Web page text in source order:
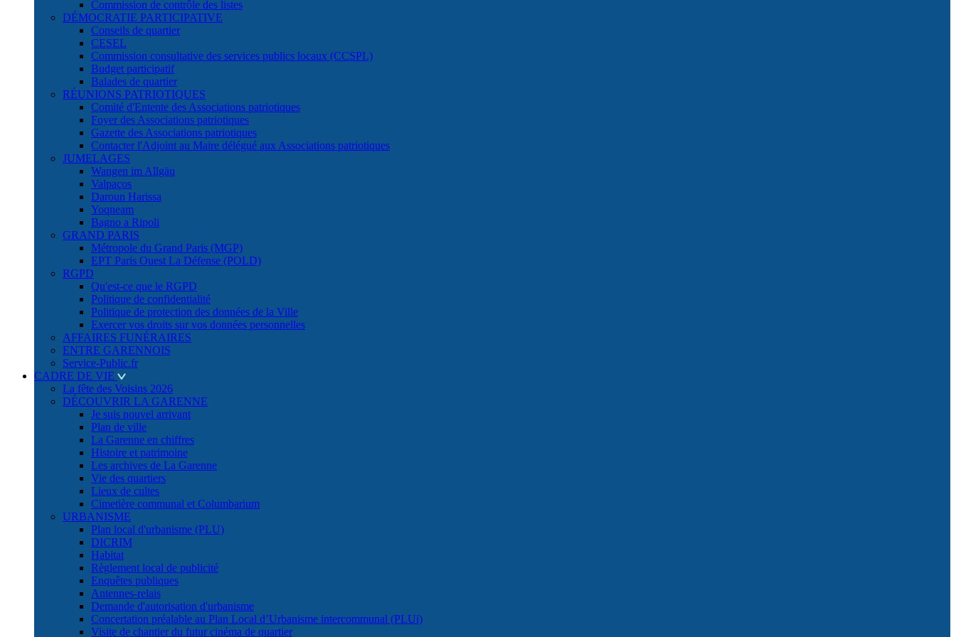
Commission de contrôle des listes
DÉMOCRATIE PARTICIPATIVE
Conseils de quartier
CESEL
Commission consultative des services publics locaux (CCSPL)
Budget participatif
Balades de quartier
RÉUNIONS PATRIOTIQUES
Comité d'Entente des Associations patriotiques
Foyer des Associations patriotiques
Gazette des Associations patriotiques
Contacter l'Adjoint au Maire délégué aux Associations patriotiques
JUMELAGES
Wangen im Allgäu
Valpaços
Daroun Harissa
Yoqneam
Bagno a Ripoli
GRAND PARIS
Métropole du Grand Paris (MGP)
EPT Paris Ouest La Défense (POLD)
RGPD
Qu'est-ce que le RGPD
Politique de confidentialité
Politique de protection des données de la Ville
Exercer vos droits sur vos données personnelles
AFFAIRES FUNÉRAIRES
ENTRE GARENNOIS
Service-Public.fr
CADRE DE VIE
La fête des Voisins 2026
DÉCOUVRIR LA GARENNE
Je suis nouvel arrivant
Plan de ville
La Garenne en chiffres
Histoire et patrimoine
Les archives de La Garenne
Vie des quartiers
Lieux de cultes
Cimetière communal et Columbarium
URBANISME
Plan local d'urbanisme (PLU)
DICRIM
Habitat
Règlement local de publicité
Enquêtes publiques
Antennes-relais
Demande d'autorisation d'urbanisme
Concertation préalable au Plan Local d’Urbanisme intercommunal (PLUi)
Visite de chantier du futur cinéma de quartier